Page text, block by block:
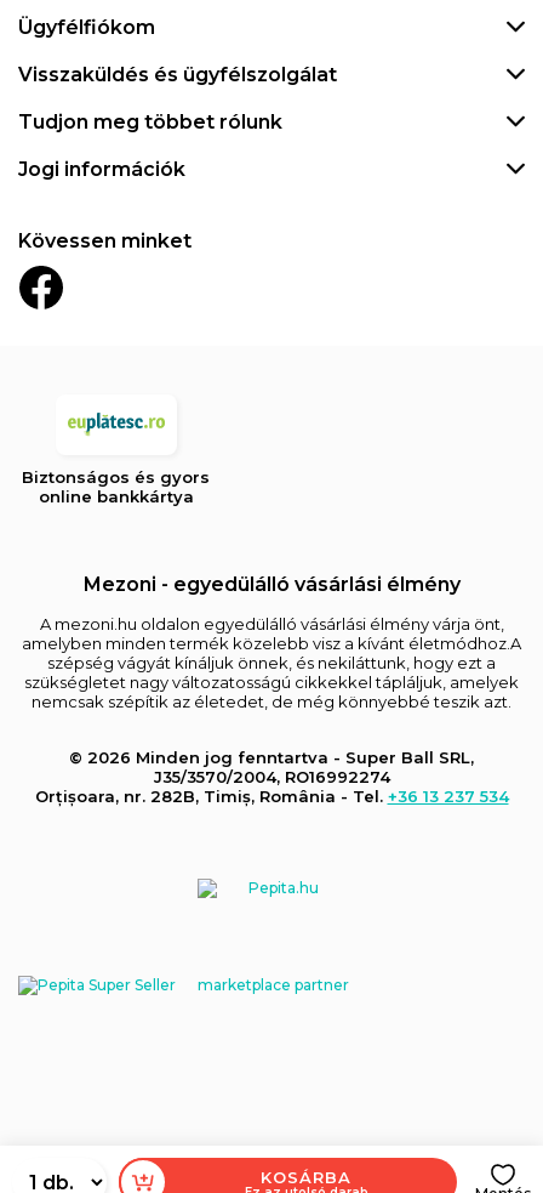
KOSÁRBA
Ügyfélfiókom
Visszaküldés és ügyfélszolgálat
Tudjon meg többet rólunk
Jogi információk
Kövessen minket
Biztonságos és gyors
online bankkártya
Mezoni - egyedülálló vásárlási élmény
A mezoni.hu oldalon egyedülálló vásárlási élmény várja önt,
amelyben minden termék közelebb visz a kívánt életmódhoz.A
szépség vágyát kínáljuk önnek, és nekiláttunk, hogy ezt a
szükségletet nagy változatosságú cikkekkel tápláljuk, amelyek
nemcsak szépítik az életedet, de még könnyebbé teszik azt.
© 2026 Minden jog fenntartva - Super Ball SRL,
J35/3570/2004, RO16992274
Orțișoara, nr. 282B, Timiș, România - Tel. +36 13 237 534
marketplace partner